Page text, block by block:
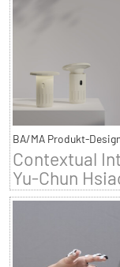
BA/MA Produkt-
Contextual
Yu-Chun